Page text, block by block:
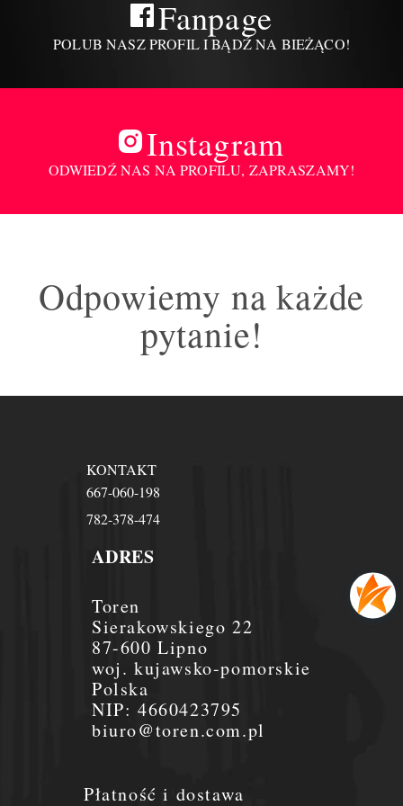
Fanpage
POLUB NASZ PROFIL I BĄDŹ NA BIEŻĄCO!
Instagram
ODWIEDŹ NAS NA PROFILU, ZAPRASZAMY!
Odpowiemy na każde
pytanie!
Płatność i dostawa
ADRES
Toren
Sierakowskiego 22
87-600 Lipno
woj. kujawsko-pomorskie
Polska
NIP:4660423795
biuro@toren.com.pl
KONTAKT
667-060-198
782-378-474